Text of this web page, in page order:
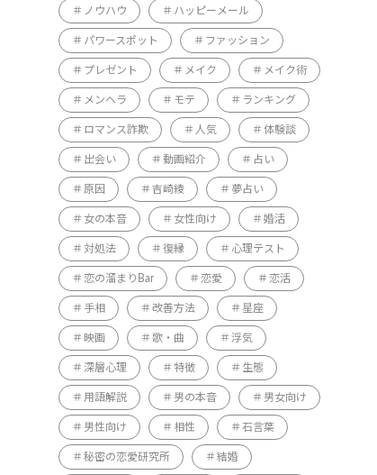
ノウハウ ハッピーメール
パワースポット ファッション
プレゼント メイク メイク術
メンヘラ モテ ランキング
ロマンス詐欺 人気 体験談
出会い 動画紹介 占い
原因 吉崎綾 夢占い
女の本音 女性向け 婚活
対処法 復縁 心理テスト
恋の溜まりBar 恋愛 恋活
手相 改善方法 星座
映画 歌・曲 浮気
深層心理 特徴 生態
用語解説 男の本音 男女向け
男性向け 相性 石言葉
秘密の恋愛研究所 結婚